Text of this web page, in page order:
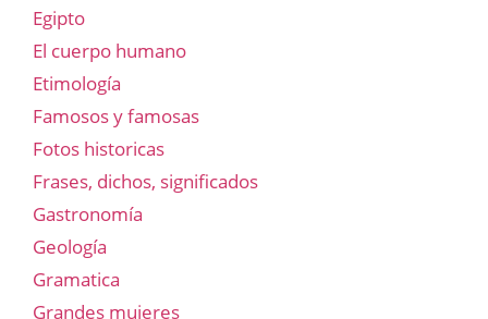
Egipto
El cuerpo humano
Etimología
Famosos y famosas
Fotos historicas
Frases, dichos, significados
Gastronomía
Geología
Gramatica
Grandes mujeres